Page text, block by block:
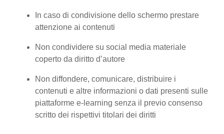
In caso di condivisione dello schermo prestare
attenzione ai contenuti
Non condividere su social media materiale
coperto da diritto d’autore
Non diffondere, comunicare, distribuire i
contenuti e altre informazioni o dati presenti sulle
piattaforme e-learning senza il previo consenso
scritto dei rispettivi titolari dei diritti